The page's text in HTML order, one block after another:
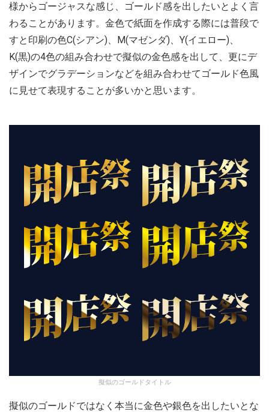
様からゴージャスな感じ、ゴールド感を出したいとよく言
わることがあります。金色で紙面を作成する際には普段で
すと印刷の色C(シアン)、M(マゼンダ)、Y(イエロー)、
K(黒)の4色の組み合わせで擬似の金色感を出して、更にデ
ザインでグラデーションなどを組み合わせてゴールド色風
に見せて表現することが多いかと思います。
擬似のゴールドタイトル
擬似のゴールドではなく本当に金色や銀色を出したいとな